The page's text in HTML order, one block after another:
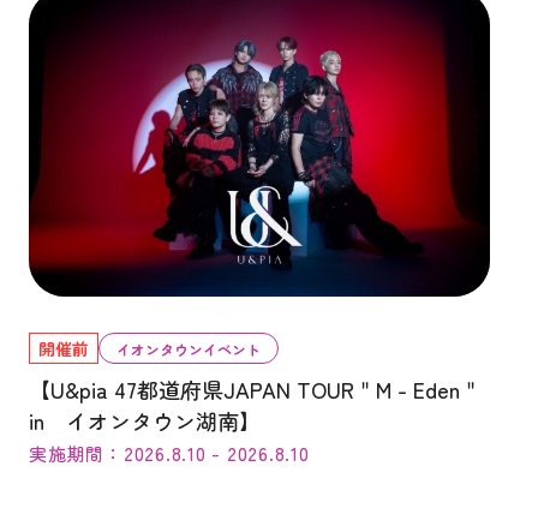
開催前 イオンタウンイベント
【U&pia 47都道府県JAPAN TOUR＂M - Eden＂
in イオンタウン湖南】
実施期間：2026.8.10 - 2026.8.10